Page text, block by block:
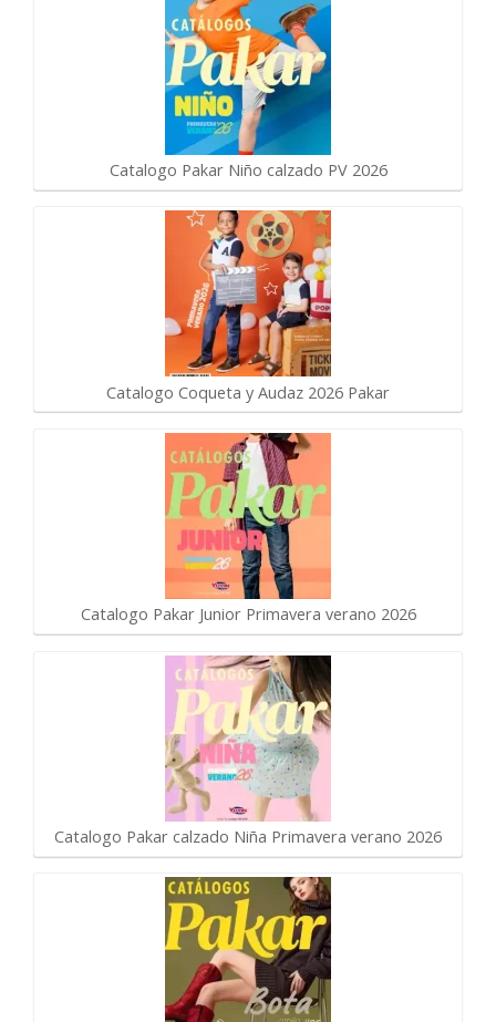
Catalogo Pakar Niño calzado PV 2026
Catalogo Coqueta y Audaz 2026 Pakar
Catalogo Pakar Junior Primavera verano 2026
Catalogo Pakar calzado Niña Primavera verano 2026